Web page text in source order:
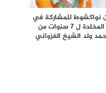
نواكشوط للمشاركة في
إنجاح التظاهرة المخلدة ل 7 سنوات من
ولد الشيخ الغزواني